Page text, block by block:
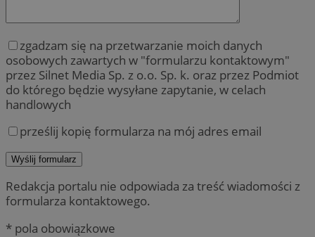
zgadzam się na przetwarzanie moich danych
osobowych zawartych w "formularzu kontaktowym"
przez Silnet Media Sp. z o.o. Sp. k. oraz przez Podmiot
do którego będzie wysyłane zapytanie, w celach
handlowych
prześlij kopię formularza na mój adres email
Redakcja portalu nie odpowiada za treść wiadomości z
formularza kontaktowego.
* pola obowiązkowe